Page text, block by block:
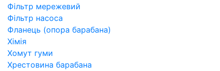
Фільтр мережевий
Фільтр насоса
Фланець (опора барабана)
Хімія
Хомут гуми
Хрестовина барабана